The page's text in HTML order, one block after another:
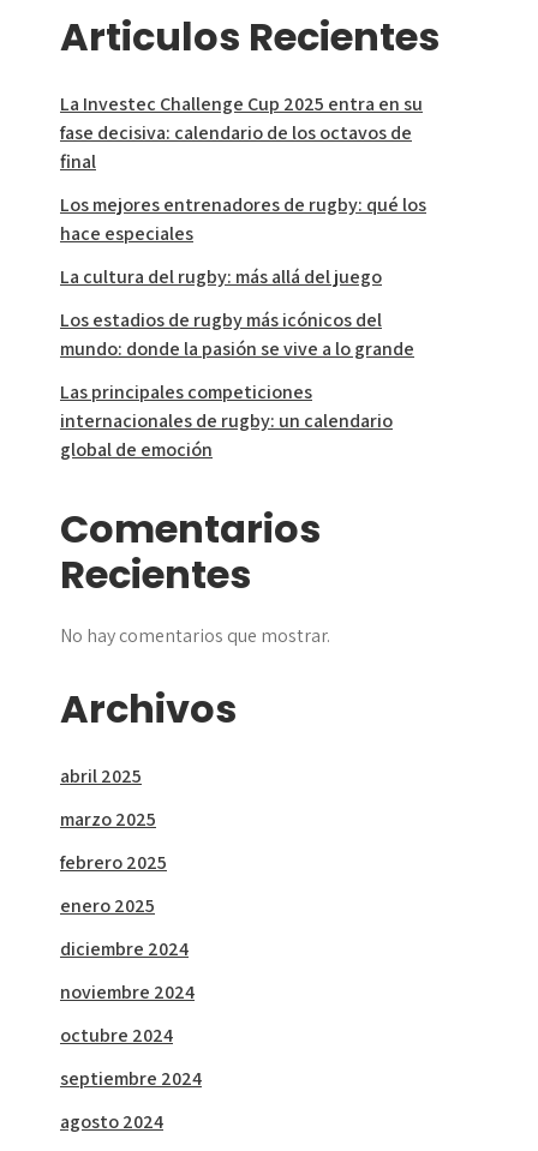
Articulos Recientes
La Investec Challenge Cup 2025 entra en su
fase decisiva: calendario de los octavos de
final
Los mejores entrenadores de rugby: qué los
hace especiales
La cultura del rugby: más allá del juego
Los estadios de rugby más icónicos del
mundo: donde la pasión se vive a lo grande
Las principales competiciones
internacionales de rugby: un calendario
global de emoción
Comentarios
Recientes
No hay comentarios que mostrar.
Archivos
abril 2025
marzo 2025
febrero 2025
enero 2025
diciembre 2024
noviembre 2024
octubre 2024
septiembre 2024
agosto 2024